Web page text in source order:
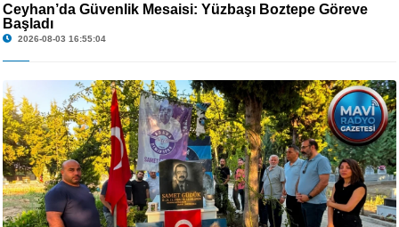
Ceyhan’da Güvenlik Mesaisi: Yüzbaşı Boztepe Göreve
Başladı
2026-08-03 16:55:04